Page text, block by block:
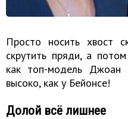
Просто носить хвост
скрутить пряди, а
как топ-модель Джоан
высоко, как у Бейонсе!
Долой всё лишнее